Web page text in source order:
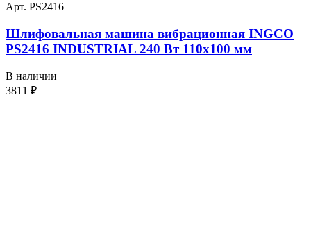
Арт. PS2416
Шлифовальная машина вибрационная INGCO
PS2416 INDUSTRIAL 240 Вт 110х100 мм
В наличии
3811 ₽